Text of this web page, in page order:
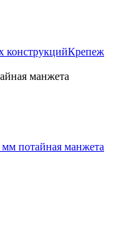
конструкцийКрепеж
манжета